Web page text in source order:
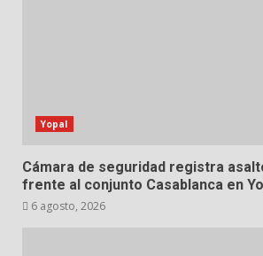
Yopal
Cámara de seguridad registra
frente al conjunto Casablanca en
6 agosto, 2026